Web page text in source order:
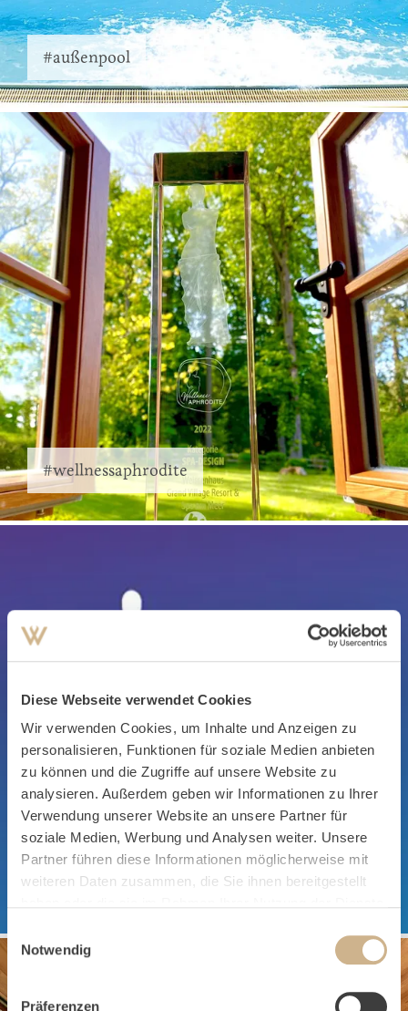
Diese Webseite verwendet Cookies
Wir verwenden Cookies, um Inhalte und Anzeigen zu
personalisieren, Funktionen für soziale Medien anbieten
zu können und die Zugriffe auf unsere Website zu
analysieren. Außerdem geben wir Informationen zu Ihrer
Verwendung unserer Website an unsere Partner für
soziale Medien, Werbung und Analysen weiter. Unsere
Partner führen diese Informationen möglicherweise mit
weiteren Daten zusammen, die Sie ihnen bereitgestellt
Einwilligungsauswahl
Notwendig
Präferenzen
#außenpool
#wellnessaphrodite
#dayspa